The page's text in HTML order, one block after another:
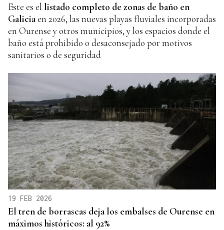
Este es el listado completo de zonas de baño en
Galiciaen 2026, las nuevas playas fluviales incorporadas
en Ourense y otros municipios, y los espacios donde el
baño está prohibido o desaconsejado por motivos
sanitarios o de seguridad
19 FEB 2026
El tren de borrascas deja los embalses de Ourense en
máximos históricos: al 92%